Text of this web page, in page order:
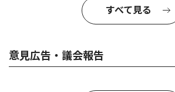
すべて見る
意見広告・議会報告